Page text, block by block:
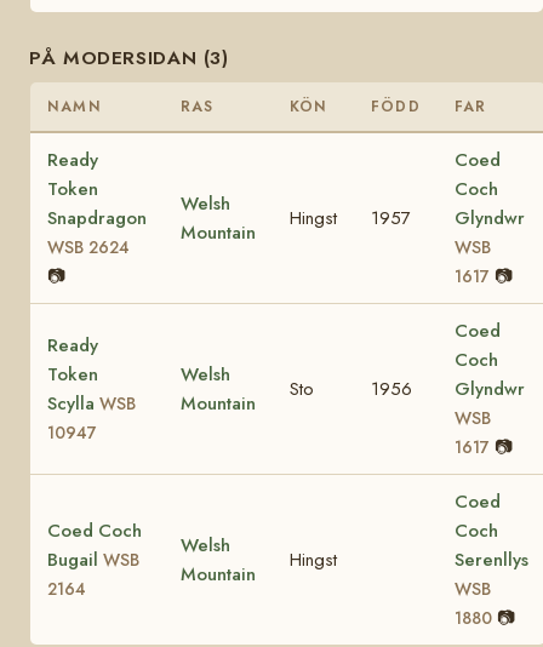
PÅ MODERSIDAN (3)
NAMN RAS KÖN FÖDD FAR
Ready
Token
Snapdragon
WSB 2624
📷
Welsh
Mountain
Hingst 1957
Coed
Coch
Glyndwr
WSB
1617 📷
Ready
Token
Scylla WSB
10947
Welsh
Mountain
Sto 1956
Coed
Coch
Glyndwr
WSB
1617 📷
Coed Coch
Bugail WSB
2164
Welsh
Mountain
Hingst
Coed
Coch
Serenllys
WSB
1880 📷